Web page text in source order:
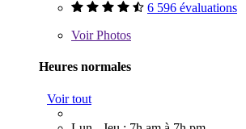
6 596 évaluations
VoirPhotos
Heures normales
Voir tout